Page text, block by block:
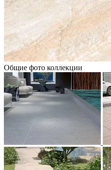
Общие фото коллекции